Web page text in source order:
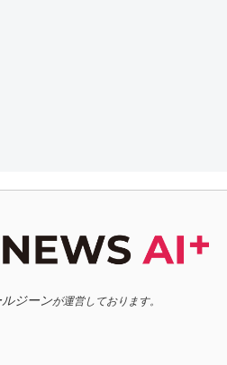
ジーンが運営しております。